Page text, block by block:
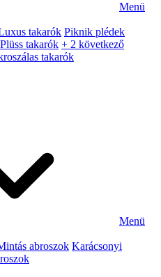
Menü
takarók Piknik plédek
Plüss takarók + 2 következő
takarók
Menü
abroszok Karácsonyi